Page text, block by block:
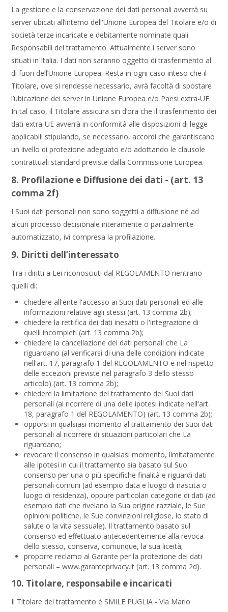
La gestione e la conservazione dei dati personali avverrà su
server ubicati all’interno dell'Unione Europea del Titolare e/o di
società terze incaricate e debitamente nominate quali
Responsabili del trattamento. Attualmente i server sono
situati in Italia. I dati non saranno oggetto di trasferimento al
di fuori dell’Unione Europea. Resta in ogni caso inteso che il
Titolare, ove si rendesse necessario, avrà facoltà di spostare
l’ubicazione dei server in Unione Europea e/o Paesi extra-UE.
In tal caso, il Titolare assicura sin d’ora che il trasferimento dei
dati extra-UE avverrà in conformità alle disposizioni di legge
applicabili stipulando, se necessario, accordi che garantiscano
un livello di protezione adeguato e/o adottando le clausole
contrattuali standard previste dalla Commissione Europea.
8. Profilazione e Diffusione dei dati - (art. 13
comma 2f)
I Suoi dati personali non sono soggetti a diffusione né ad
alcun processo decisionale interamente o parzialmente
automatizzato, ivi compresa la profilazione.
9. Diritti dell’interessato
Tra i diritti a Lei riconosciuti dal REGOLAMENTO rientrano
quelli di:
chiedere all'ente l'accesso ai Suoi dati personali ed alle
informazioni relative agli stessi (art. 13 comma 2b);
chiedere la rettifica dei dati inesatti o l'integrazione di
quelli incompleti (art. 13 comma 2b);
chiedere la cancellazione dei dati personali che La
riguardano (al verificarsi di una delle condizioni indicate
nell'art. 17, paragrafo 1 del REGOLAMENTO e nel rispetto
delle eccezioni previste nel paragrafo 3 dello stesso
articolo) (art. 13 comma 2b);
chiedere la limitazione del trattamento dei Suoi dati
personali (al ricorrere di una delle ipotesi indicate nell'art.
18, paragrafo 1 del REGOLAMENTO) (art. 13 comma 2b);
opporsi in qualsiasi momento al trattamento dei Suoi dati
personali al ricorrere di situazioni particolari che La
riguardano;
revocare il consenso in qualsiasi momento, limitatamente
alle ipotesi in cui il trattamento sia basato sul Suo
consenso per una o più specifiche finalità e riguardi dati
personali comuni (ad esempio data e luogo di nascita o
luogo di residenza), oppure particolari categorie di dati (ad
esempio dati che rivelano la Sua origine razziale, le Sue
opinioni politiche, le Sue convinzioni religiose, lo stato di
salute o la vita sessuale). Il trattamento basato sul
consenso ed effettuato antecedentemente alla revoca
dello stesso, conserva, comunque, la sua liceità;
proporre reclamo al Garante per la protezione dei dati
personali – www.garanteprivacy.it (art. 13 comma 2d).
10. Titolare, responsabile e incaricati
Il Titolare del trattamento è SMILE PUGLIA - Via Mario